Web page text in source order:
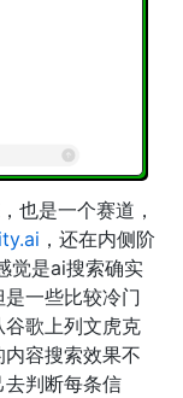
也是一个赛道，
，还在内侧阶
觉是ai搜索确实
一些比较冷门
歌上列文虎克
容搜索效果不
判断每条信